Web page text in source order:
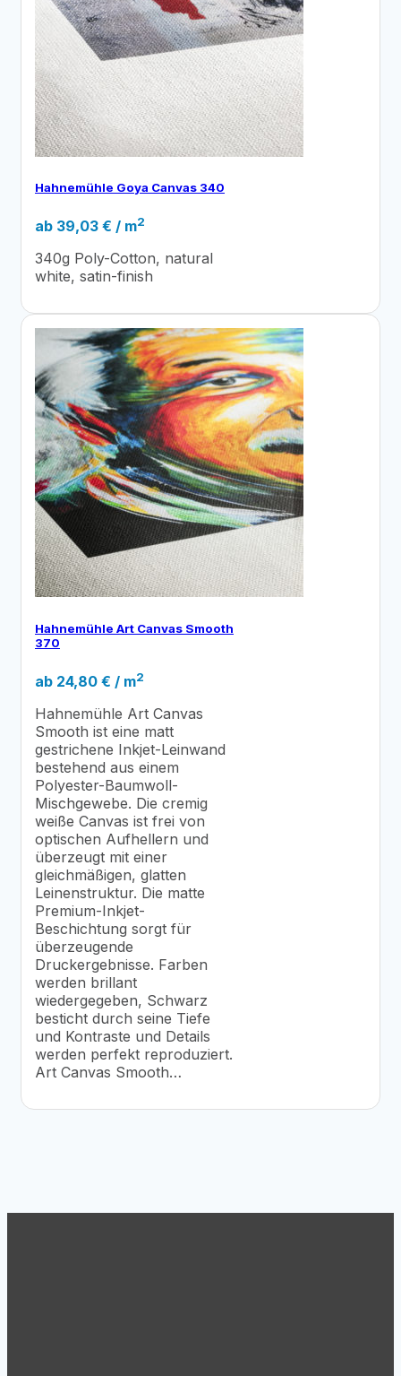
Hahnemühle Goya Canvas 340
ab 39,03 € / m2
340g Poly-Cotton, natural
white, satin-finish
Hahnemühle Art Canvas Smooth
370
ab 24,80 € / m2
Hahnemühle Art Canvas
Smooth ist eine matt
gestrichene Inkjet-Leinwand
bestehend aus einem
Polyester-Baumwoll-
Mischgewebe. Die cremig
weiße Canvas ist frei von
optischen Aufhellern und
überzeugt mit einer
gleichmäßigen, glatten
Leinenstruktur. Die matte
Premium-Inkjet-
Beschichtung sorgt für
überzeugende
Druckergebnisse. Farben
werden brillant
wiedergegeben, Schwarz
besticht durch seine Tiefe
und Kontraste und Details
werden perfekt reproduziert.
Art Canvas Smooth…